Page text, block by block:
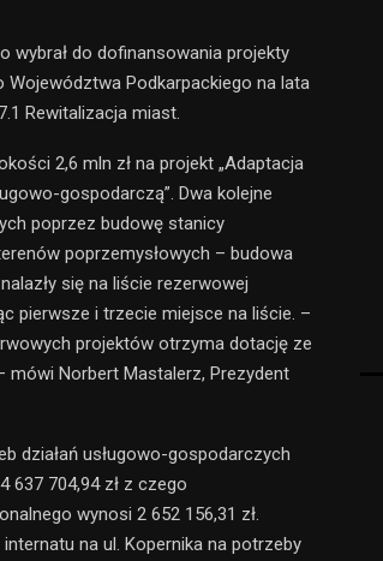
wybrał do dofinansowania projekty
Województwa Podkarpackiego na lata
Rewitalizacja miast.
2,6 mln zł na projekt „Adaptacja
gospodarczą”. Dwa kolejne
poprzez budowę stanicy
poprzemysłowych – budowa
się na liście rezerwowej
pierwsze i trzecie miejsce na liście. –
projektów otrzyma dotację ze
Norbert Mastalerz, Prezydent
działań usługowo-gospodarczych
637 704,94 zł z czego
wynosi 2 652 156,31 zł.
na ul. Kopernika na potrzeby